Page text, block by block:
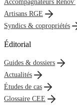
Accompagnateurs Rénov'
Artisans RGE
Syndics & copropriétés
Éditorial
Guides & dossiers
Actualités
Études de cas
Glossaire CEE